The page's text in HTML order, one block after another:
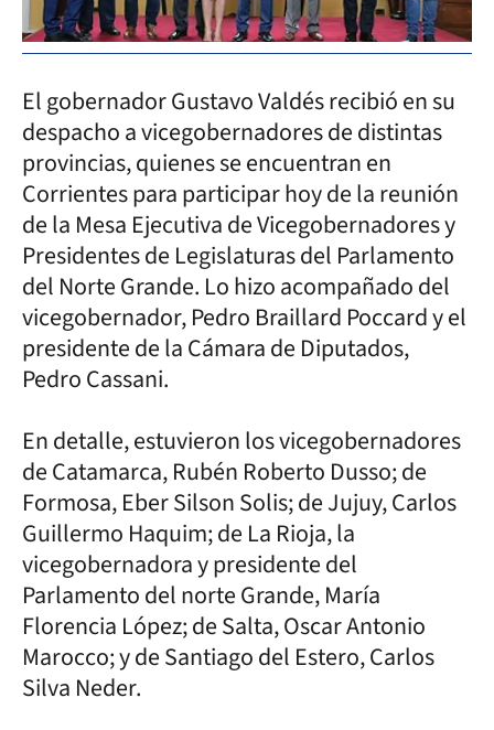
El gobernador Gustavo Valdés recibió en su
despacho a vicegobernadores de distintas
provincias, quienes se encuentran en
Corrientes para participar hoy de la reunión
de la Mesa Ejecutiva de Vicegobernadores y
Presidentes de Legislaturas del Parlamento
del Norte Grande. Lo hizo acompañado del
vicegobernador, Pedro Braillard Poccard y el
presidente de la Cámara de Diputados,
Pedro Cassani.
En detalle, estuvieron los vicegobernadores
de Catamarca, Rubén Roberto Dusso; de
Formosa, Eber Silson Solis; de Jujuy, Carlos
Guillermo Haquim; de La Rioja, la
vicegobernadora y presidente del
Parlamento del norte Grande, María
Florencia López; de Salta, Oscar Antonio
Marocco; y de Santiago del Estero, Carlos
Silva Neder.